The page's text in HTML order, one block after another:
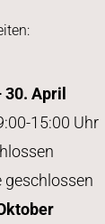
April
15:00 Uhr
geschlossen